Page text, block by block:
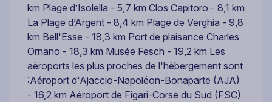
km Plage d’Isolella - 5,7 km Clos Capitoro - 8,1 km
La Plage d’Argent - 8,4 km Plage de Verghia - 9,8
km Bell'Esse - 18,3 km Port de plaisance Charles
Ornano - 18,3 km Musée Fesch - 19,2 km Les
aéroports les plus proches de l'hébergement sont
:Aéroport d'Ajaccio-Napoléon-Bonaparte (AJA)
- 16,2 km Aéroport de Figari-Corse du Sud (FSC)